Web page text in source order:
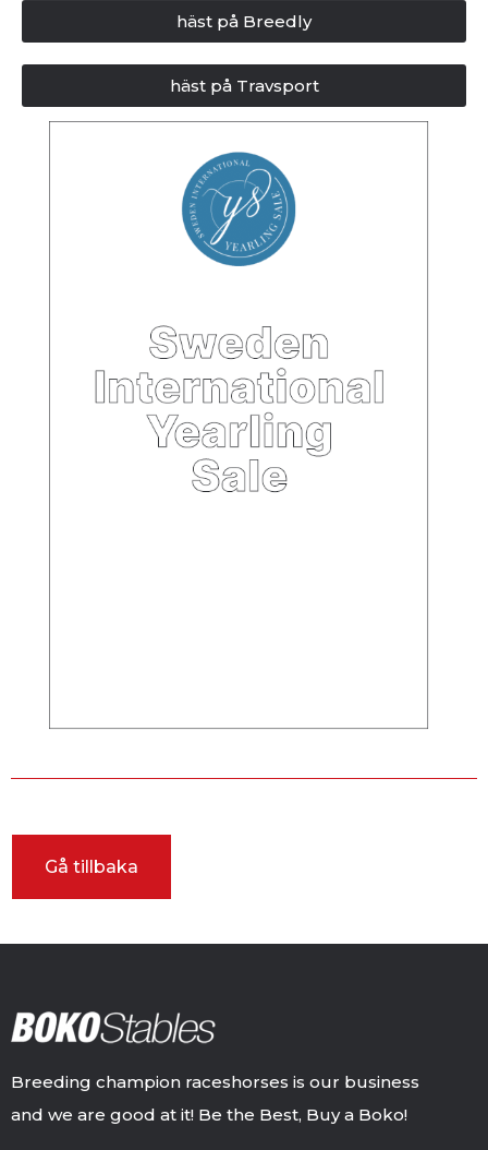
häst på Breedly
häst på Travsport
Breeding champion raceshorses is our business
and we are good at it! Be the Best, Buy a Boko!